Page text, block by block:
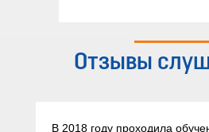
Отзывы
В 2018 году проходила